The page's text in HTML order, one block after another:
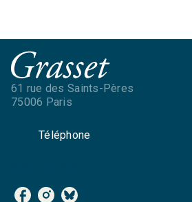
61 rue des Saints-Pères
75006 Paris
Téléphone